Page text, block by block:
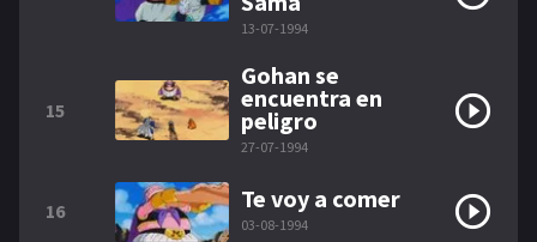
13-07-1994
15
Gohan se
encuentra en
peligro
27-07-1994
16 Te voy a comer
03-08-1994